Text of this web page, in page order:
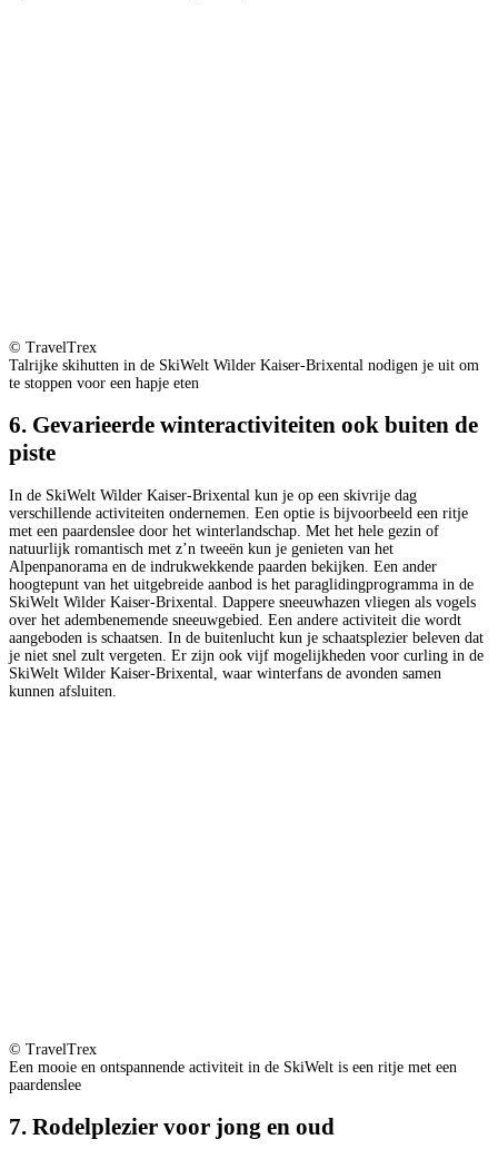
© TravelTrex
Talrijke skihutten in de SkiWelt Wilder Kaiser-Brixental nodigen je uit om
te stoppen voor een hapje eten
6. Gevarieerde winteractiviteiten ook buiten de
piste
In de SkiWelt Wilder Kaiser-Brixental kun je op een skivrije dag
verschillende activiteiten ondernemen. Een optie is bijvoorbeeld een ritje
met een paardenslee door het winterlandschap. Met het hele gezin of
natuurlijk romantisch met z’n tweeën kun je genieten van het
Alpenpanorama en de indrukwekkende paarden bekijken. Een ander
hoogtepunt van het uitgebreide aanbod is het paraglidingprogramma in de
SkiWelt Wilder Kaiser-Brixental. Dappere sneeuwhazen vliegen als vogels
over het adembenemende sneeuwgebied. Een andere activiteit die wordt
aangeboden is schaatsen. In de buitenlucht kun je schaatsplezier beleven dat
je niet snel zult vergeten. Er zijn ook vijf mogelijkheden voor curling in de
SkiWelt Wilder Kaiser-Brixental, waar winterfans de avonden samen
kunnen afsluiten.
© TravelTrex
Een mooie en ontspannende activiteit in de SkiWelt is een ritje met een
paardenslee
7. Rodelplezier voor jong en oud